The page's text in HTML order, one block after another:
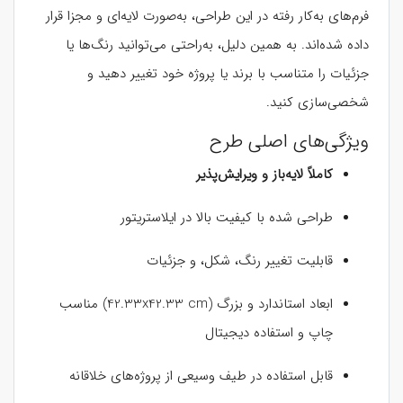
فرم‌های به‌کار رفته در این طراحی، به‌صورت لایه‌ای و مجزا قرار
داده شده‌اند. به همین دلیل، به‌راحتی می‌توانید رنگ‌ها یا
جزئیات را متناسب با برند یا پروژه خود تغییر دهید و
شخصی‌سازی کنید.
ویژگی‌های اصلی طرح
کاملاً لایه‌باز و ویرایش‌پذیر
طراحی شده با کیفیت بالا در ایلاستریتور
قابلیت تغییر رنگ، شکل، و جزئیات
ابعاد استاندارد و بزرگ (42.33x42.33 cm) مناسب
چاپ و استفاده دیجیتال
قابل استفاده در طیف وسیعی از پروژه‌های خلاقانه